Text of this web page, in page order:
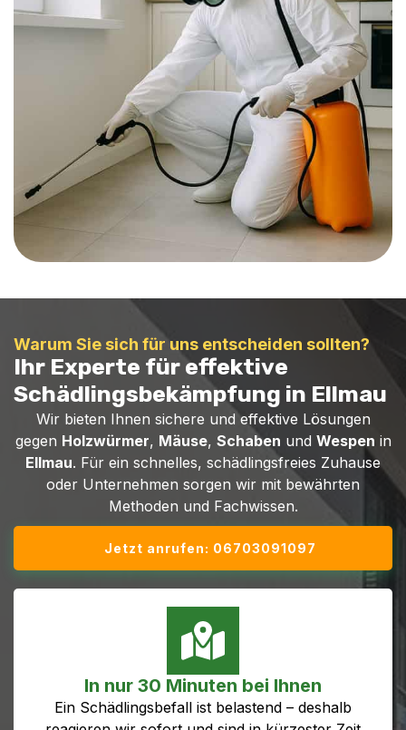
Warum Sie sich für uns entscheiden sollten?
Ihr Experte für effektive
Schädlingsbekämpfung in Ellmau
Wir bieten Ihnen sichere und effektive Lösungen
gegen Holzwürmer, Mäuse, Schaben und Wespen in
Ellmau. Für ein schnelles, schädlingsfreies Zuhause
oder Unternehmen sorgen wir mit bewährten
Methoden und Fachwissen.
Jetzt anrufen: 06703091097
In nur 30 Minuten bei Ihnen
Ein Schädlingsbefall ist belastend – deshalb